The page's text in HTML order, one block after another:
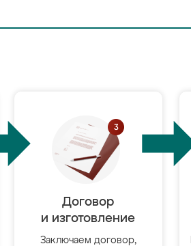
Договор
и изготовление
Заключаем договор,